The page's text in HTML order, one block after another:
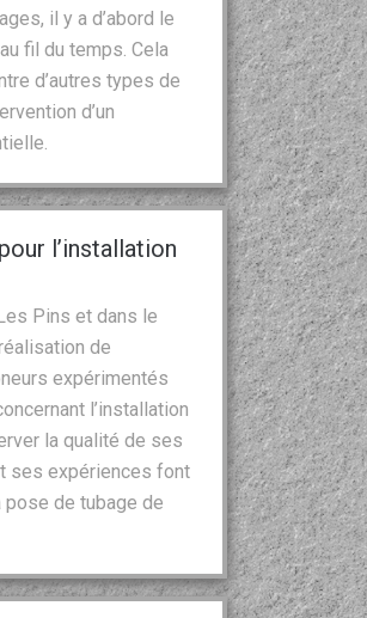
il y a d’abord le
fil du temps. Cela
d’autres types de
d’un
l’installation
Pins et dans le
de
expérimentés
l’installation
la qualité de ses
ses expériences font
pose de tubage de